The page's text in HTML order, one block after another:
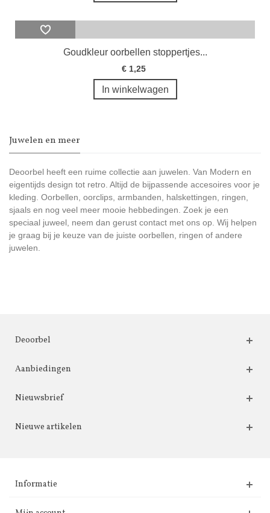
Goudkleur oorbellen stoppertjes...
€ 1,25
In winkelwagen
Juwelen en meer
Deoorbel heeft een ruime collectie aan juwelen. Van Modern en
eigentijds design tot retro. Altijd de bijpassende accesoires voor je
kleding. Oorbellen, oorclips, armbanden, halskettingen, ringen,
sjaals en nog veel meer mooie hebbedingen. Zoek je een
speciaal juweel, neem dan gerust contact met ons op. Wij helpen
je graag bij je keuze van de juiste oorbellen, ringen of andere
juwelen.
Deoorbel
Aanbiedingen
Nieuwsbrief
Nieuwe artikelen
Informatie